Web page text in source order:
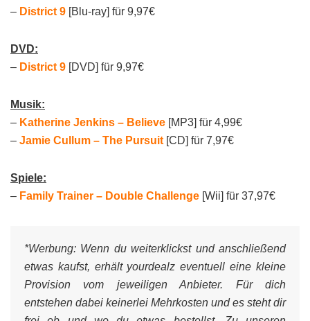
– District 9 [Blu-ray] für 9,97€
DVD:
– District 9 [DVD] für 9,97€
Musik:
– Katherine Jenkins – Believe [MP3] für 4,99€
– Jamie Cullum – The Pursuit [CD] für 7,97€
Spiele:
– Family Trainer – Double Challenge [Wii] für 37,97€
*Werbung: Wenn du weiterklickst und anschließend
etwas kaufst, erhält yourdealz eventuell eine kleine
Provision vom jeweiligen Anbieter. Für dich
entstehen dabei keinerlei Mehrkosten und es steht dir